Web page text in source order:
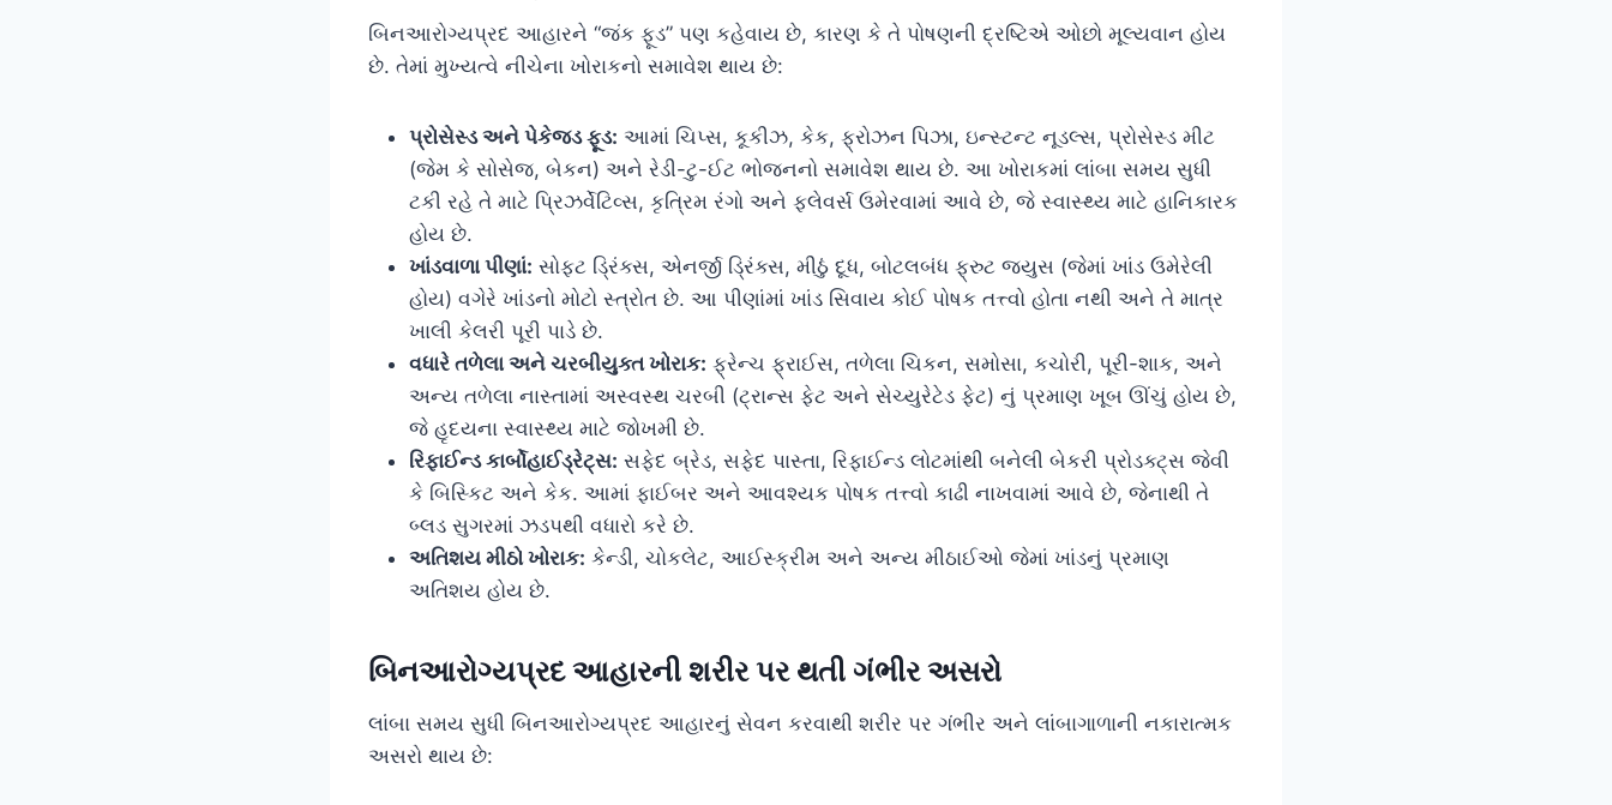
બિનઆરોગ્યપ્રદ આહારને “જંક ફૂડ” પણ કહેવાય છે, કારણ કે તે પોષણની દ્રષ્ટિએ ઓછો મૂલ્યવાન હોય
છે. તેમાં મુખ્યત્વે નીચેના ખોરાકનો સમાવેશ થાય છે:
પ્રોસેસ્ડ અને પેકેજ્ડ ફૂડ: આમાં ચિપ્સ, કૂકીઝ, કેક, ફ્રોઝન પિઝા, ઇન્સ્ટન્ટ નૂડલ્સ, પ્રોસેસ્ડ મીટ
(જેમ કે સોસેજ, બેકન) અને રેડી-ટુ-ઈટ ભોજનનો સમાવેશ થાય છે. આ ખોરાકમાં લાંબા સમય સુધી
ટકી રહે તે માટે પ્રિઝર્વેટિવ્સ, કૃત્રિમ રંગો અને ફ્લેવર્સ ઉમેરવામાં આવે છે, જે સ્વાસ્થ્ય માટે હાનિકારક
હોય છે.
ખાંડવાળા પીણાં: સોફ્ટ ડ્રિંક્સ, એનર્જી ડ્રિંક્સ, મીઠું દૂધ, બોટલબંધ ફ્રુટ જ્યુસ (જેમાં ખાંડ ઉમેરેલી
હોય) વગેરે ખાંડનો મોટો સ્ત્રોત છે. આ પીણાંમાં ખાંડ સિવાય કોઈ પોષક તત્ત્વો હોતા નથી અને તે માત્ર
ખાલી કેલરી પૂરી પાડે છે.
વધારે તળેલા અને ચરબીયુક્ત ખોરાક: ફ્રેન્ચ ફ્રાઈસ, તળેલા ચિકન, સમોસા, કચોરી, પૂરી-શાક, અને
અન્ય તળેલા નાસ્તામાં અસ્વસ્થ ચરબી (ટ્રાન્સ ફેટ અને સેચ્યુરેટેડ ફેટ) નું પ્રમાણ ખૂબ ઊંચું હોય છે,
જે હૃદયના સ્વાસ્થ્ય માટે જોખમી છે.
રિફાઈન્ડ કાર્બોહાઈડ્રેટ્સ: સફેદ બ્રેડ, સફેદ પાસ્તા, રિફાઈન્ડ લોટમાંથી બનેલી બેકરી પ્રોડક્ટ્સ જેવી
કે બિસ્કિટ અને કેક. આમાં ફાઈબર અને આવશ્યક પોષક તત્ત્વો કાઢી નાખવામાં આવે છે, જેનાથી તે
બ્લડ સુગરમાં ઝડપથી વધારો કરે છે.
અતિશય મીઠો ખોરાક: કેન્ડી, ચોકલેટ, આઈસ્ક્રીમ અને અન્ય મીઠાઈઓ જેમાં ખાંડનું પ્રમાણ
અતિશય હોય છે.
બિનઆરોગ્યપ્રદ આહારની શરીર પર થતી ગંભીર અસરો
લાંબા સમય સુધી બિનઆરોગ્યપ્રદ આહારનું સેવન કરવાથી શરીર પર ગંભીર અને લાંબાગાળાની નકારાત્મક
અસરો થાય છે: